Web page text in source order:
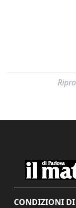
CONDIZIONI DI